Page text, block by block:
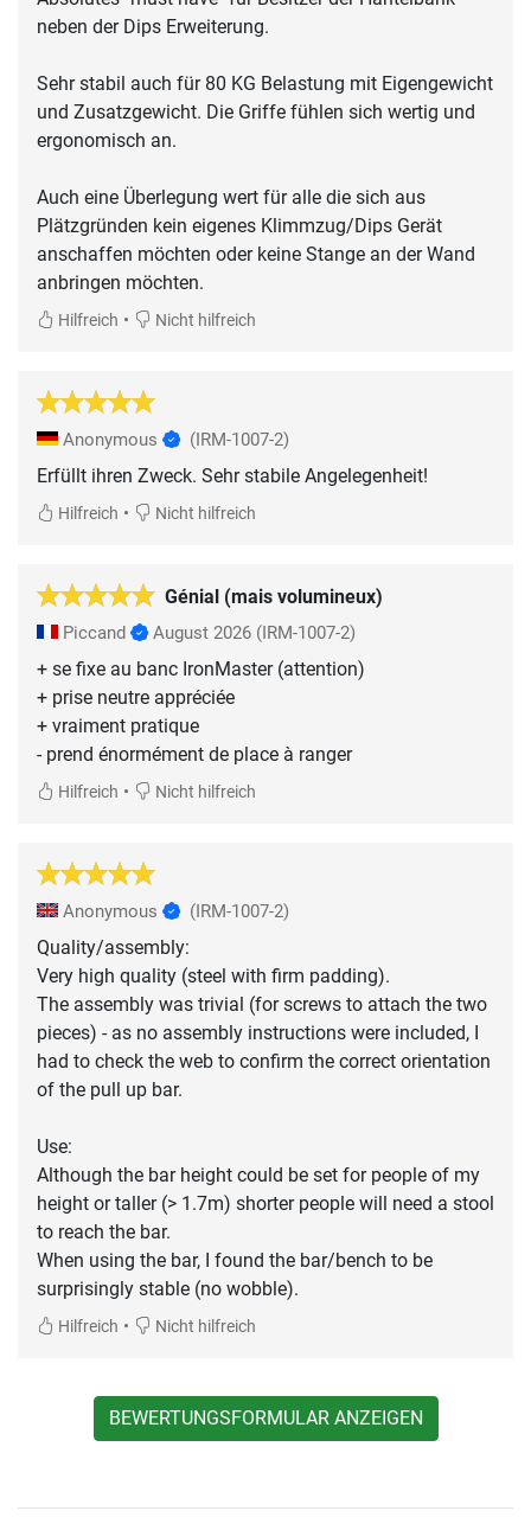
neben der Dips Erweiterung.
Sehr stabil auch für 80 KG Belastung mit Eigengewicht
und Zusatzgewicht. Die Griffe fühlen sich wertig und
ergonomisch an.
Auch eine Überlegung wert für alle die sich aus
Plätzgründen kein eigenes Klimmzug/Dips Gerät
anschaffen möchten oder keine Stange an der Wand
anbringen möchten.
Hilfreich • Nicht hilfreich
Anonymous (IRM-1007-2)
Erfüllt ihren Zweck. Sehr stabile Angelegenheit!
Hilfreich • Nicht hilfreich
Génial (mais volumineux)
Piccand August 2026 (IRM-1007-2)
+ se fixe au banc IronMaster (attention)
+ prise neutre appréciée
+ vraiment pratique
- prend énormément de place à ranger
Hilfreich • Nicht hilfreich
Anonymous (IRM-1007-2)
Quality/assembly:
Very high quality (steel with firm padding).
The assembly was trivial (for screws to attach the two
pieces) - as no assembly instructions were included, I
had to check the web to confirm the correct orientation
of the pull up bar.
Use:
Although the bar height could be set for people of my
height or taller (> 1.7m) shorter people will need a stool
to reach the bar.
When using the bar, I found the bar/bench to be
surprisingly stable (no wobble).
Hilfreich • Nicht hilfreich
BEWERTUNGSFORMULAR ANZEIGEN